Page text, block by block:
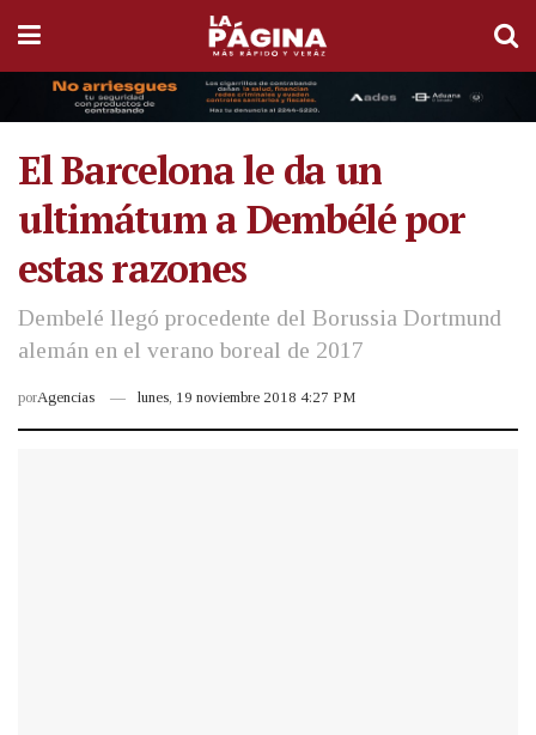
El Barcelona le da un
ultimátum a Dembélé por
estas razones
Dembelé llegó procedente del Borussia Dortmund
alemán en el verano boreal de 2017
porAgencias lunes, 19 noviembre 2018 4:27 PM